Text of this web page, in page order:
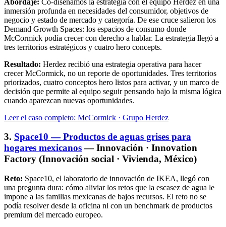
inmersión profunda en necesidades del consumidor, objetivos de
negocio y estado de mercado y categoría. De ese cruce salieron los
Demand Growth Spaces: los espacios de consumo donde
McCormick podía crecer con derecho a hablar. La estrategia llegó a
tres territorios estratégicos y cuatro hero concepts.
Resultado: Herdez recibió una estrategia operativa para hacer
crecer McCormick, no un reporte de oportunidades. Tres territorios
priorizados, cuatro conceptos hero listos para activar, y un marco de
decisión que permite al equipo seguir pensando bajo la misma lógica
cuando aparezcan nuevas oportunidades.
Leer el caso completo: McCormick · Grupo Herdez
3. Space10 — Productos de aguas grises para
hogares mexicanos— Innovación · Innovation
Factory (Innovación social · Vivienda, México)
Reto: Space10, el laboratorio de innovación de IKEA, llegó con
una pregunta dura: cómo aliviar los retos que la escasez de agua le
impone a las familias mexicanas de bajos recursos. El reto no se
podía resolver desde la oficina ni con un benchmark de productos
premium del mercado europeo.